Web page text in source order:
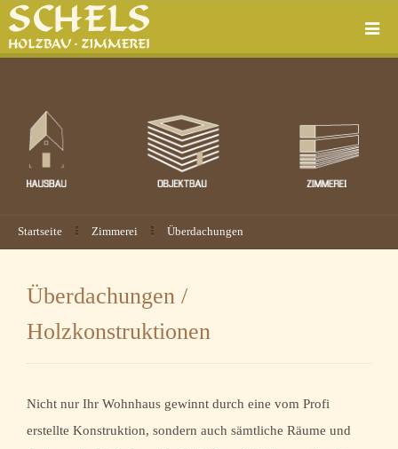
Startseite Zimmerei Überdachungen
Überdachungen /
Holzkonstruktionen
Nicht nur Ihr Wohnhaus gewinnt durch eine vom Profi
erstellte Konstruktion, sondern auch sämtliche Räume und